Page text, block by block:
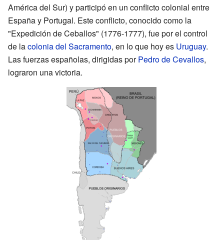
América del Sur) y participó en un conflicto colonial entre
España y Portugal. Este conflicto, conocido como la
"Expedición de Ceballos" (1776-1777), fue por el control
de lacolonia del Sacramento, en lo que hoy es Uruguay.
Las fuerzas españolas, dirigidas porPedro de Cevallos,
lograron una victoria.